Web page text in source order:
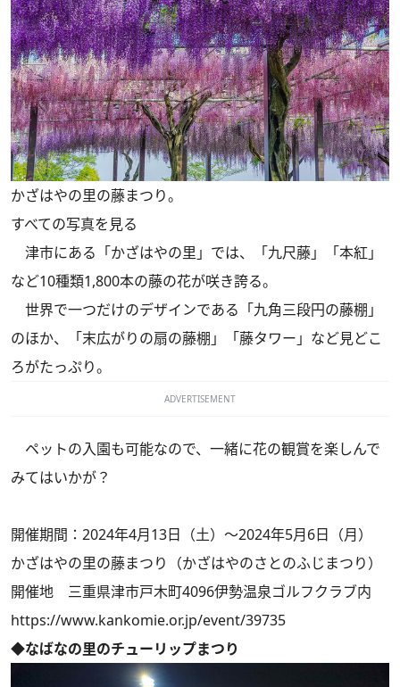
かざはやの里の藤まつり。
すべての写真を見る
津市にある「かざはやの里」では、「九尺藤」「本紅」
など10種類1,800本の藤の花が咲き誇る。
世界で一つだけのデザインである「九角三段円の藤棚」
のほか、「末広がりの扇の藤棚」「藤タワー」など見どこ
ろがたっぷり。
ADVERTISEMENT
ペットの入園も可能なので、一緒に花の観賞を楽しんで
みてはいかが？
開催期間：2024年4月13日（土）～2024年5月6日（月）
かざはやの里の藤まつり（かざはやのさとのふじまつり）
開催地 三重県津市戸木町4096伊勢温泉ゴルフクラブ内
https://www.kankomie.or.jp/event/39735
◆なばなの里のチューリップまつり